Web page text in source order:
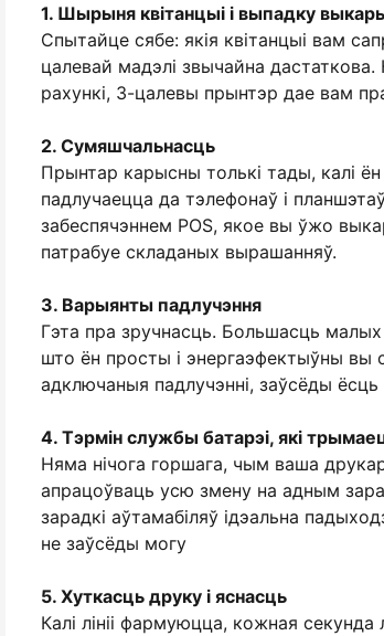
1. Шырыня квітанцыі і выпадку
Спытайце сябе: якія квітанцыі вам
цалевай мадэлі звычайна
рахункі, 3-цалевы прынтэр дае вам
2. Сумяшчальнасць
Прынтар карысны толькі тады, калі
падлучаецца да тэлефонаў і
забеспячэннем POS, якое вы ўжо
патрабуе складаных вырашанняў.
3. Варыянты падлучэння
Гэта пра зручнасць. Большасць
што ён просты і энергаэфектыўны вы
адключаныя падлучэнні, заўсёды ёсць
4. Тэрмін службы батарэі, які
Няма нічога горшага, чым ваша
апрацоўваць усю змену на адным
зарадкі аўтамабіляў ідэальна
не заўсёды могу
5. Хуткасць друку і яснасць
Калі лініі фармуюцца, кожная